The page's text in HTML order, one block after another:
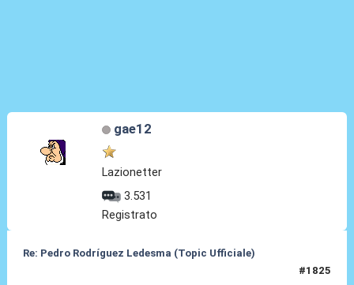
gae12
Lazionetter
3.531
Registrato
Re: Pedro Rodríguez Ledesma (Topic Ufficiale)
#1825